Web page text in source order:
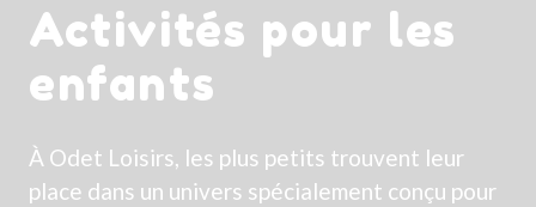
Activités pour les
enfants
À Odet Loisirs, les plus petits trouvent leur
place dans un univers spécialement conçu pour